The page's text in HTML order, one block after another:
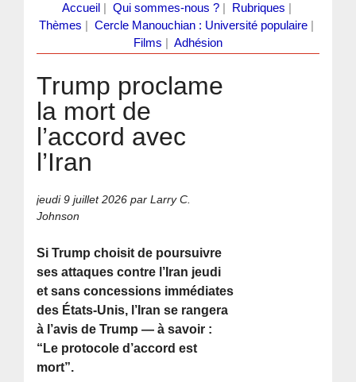
Accueil Qui sommes-nous ?| Rubriques
Thèmes
Cercle Manouchian : Université populaire
Films
Adhésion
Trump proclame
la mort de
l’accord avec
l’Iran
jeudi 9 juillet 2026 par Larry C.
Johnson
Si Trump choisit de poursuivre
ses attaques contre l’Iran jeudi
et sans concessions immédiates
des États-Unis, l’Iran se rangera
à l’avis de Trump — à savoir :
“Le protocole d’accord est
mort”.